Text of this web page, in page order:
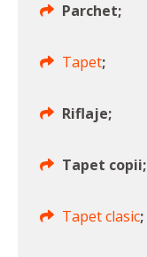
Parchet;
Tapet;
Riflaje;
Tapet copii;
Tapet clasic;